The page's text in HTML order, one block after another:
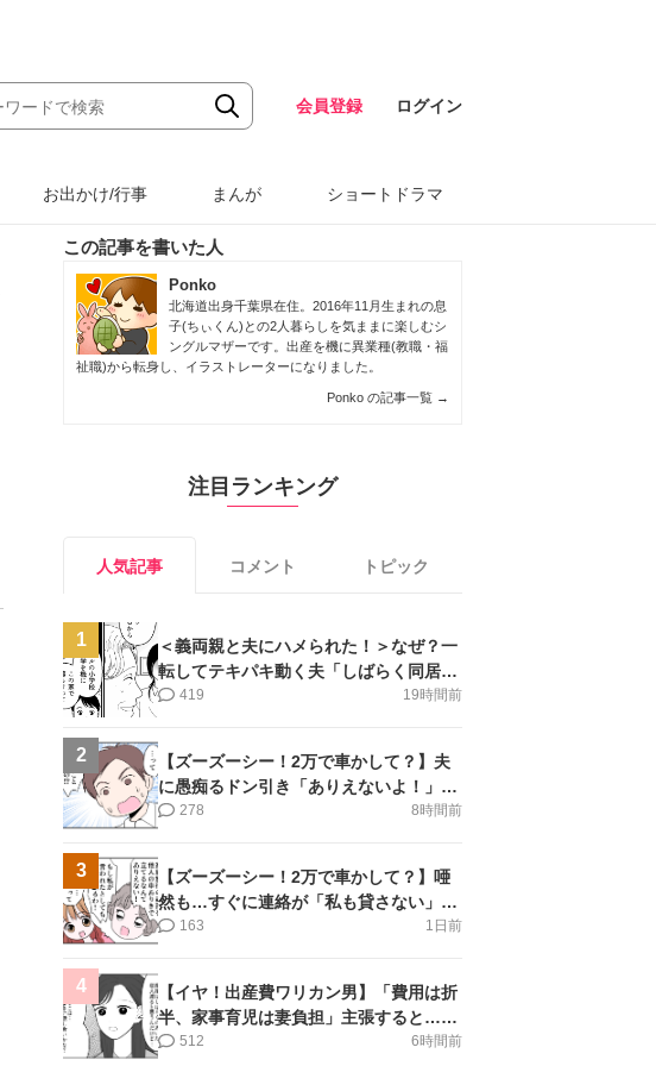
会員登録 ログイン
お出かけ/行事 まんが ショートドラマ
この記事を書いた人
Ponko
北海道出身千葉県在住。2016年11月生まれの息
子(ちぃくん)との2人暮らしを気ままに楽しむシ
ングルマザーです。出産を機に異業種(教職・福
祉職)から転身し、イラストレーターになりました。
Ponko の記事一覧 →
注目ランキング
人気記事 コメント トピック
1
＜義両親と夫にハメられた！＞なぜ？一
転してテキパキ動く夫「しばらく同居」
提案され【第4話まんが】
19時間前
419
2
【ズーズーシー！2万で車かして？】夫
に愚痴るドン引き「ありえないよ！」＜
第16話＞#4コマ母道場
8時間前
278
3
【ズーズーシー！2万で車かして？】唖
然も…すぐに連絡が「私も貸さない」＜
第15話＞#4コマ母道場
1日前
163
4
【イヤ！出産費ワリカン男】「費用は折
半、家事育児は妻負担」主張すると…＜
第11話＞#4コマ母道場
6時間前
512